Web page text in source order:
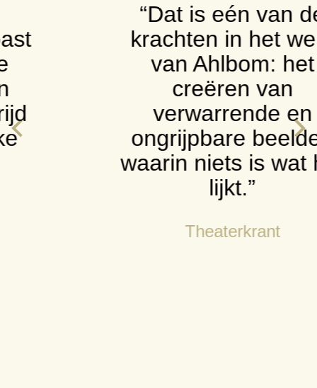
“Dat is eén van de
krachten in het werk
van Ahlbom: het
creëren van
verwarrende en
ongrijpbare beelden
waarin niets is wat het
Theaterkrant